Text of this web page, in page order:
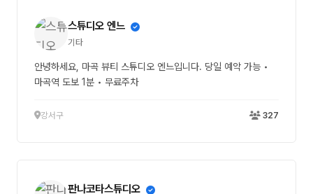
스튜디오 엔느
기타
안녕하세요, 마곡 뷰티 스튜디오 엔느입니다. 당일 예악 가능 •
마곡역 도보 1분 • 무료주차
강서구 327
판나코타스튜디오